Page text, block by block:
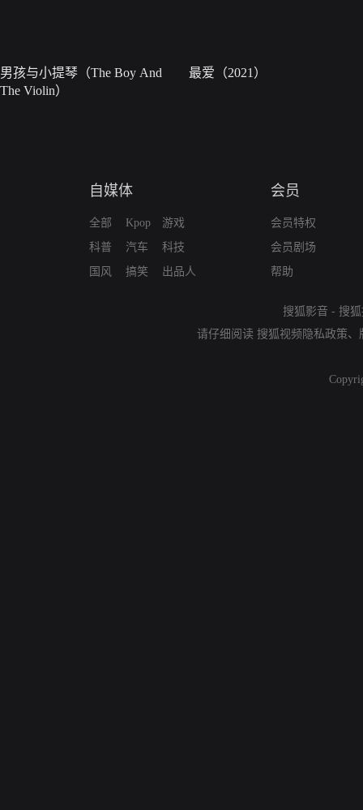
男孩与小提琴（The Boy And
The Violin）
最爱（2021）
自媒体
全部
科普
国风
Kpop
汽车
搞笑
游戏
科技
出品人
会员
会员特权
会员剧场
帮助
搜狐影音 - 搜
请仔细阅读 搜狐视频隐私政策、